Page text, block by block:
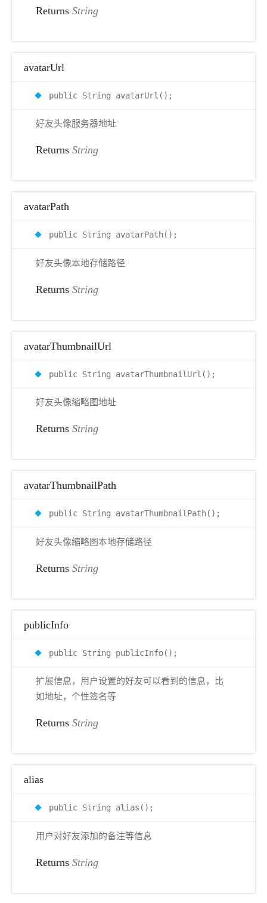
Returns String
avatarUrl
public String avatarUrl();
好友头像服务器地址
Returns String
avatarPath
public String avatarPath();
好友头像本地存储路径
Returns String
avatarThumbnailUrl
public String avatarThumbnailUrl();
好友头像缩略图地址
Returns String
avatarThumbnailPath
public String avatarThumbnailPath();
好友头像缩略图本地存储路径
Returns String
publicInfo
public String publicInfo();
扩展信息，用户设置的好友可以看到的信息，比
如地址，个性签名等
Returns String
alias
public String alias();
用户对好友添加的备注等信息
Returns String